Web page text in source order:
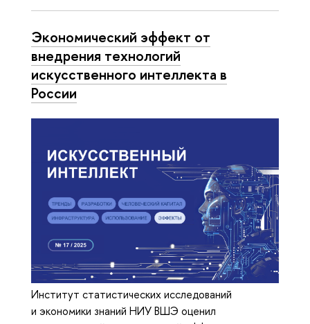
Экономический эффект от
внедрения технологий
искусственного интеллекта в
России
Институт статистических исследований
и экономики знаний НИУ ВШЭ оценил